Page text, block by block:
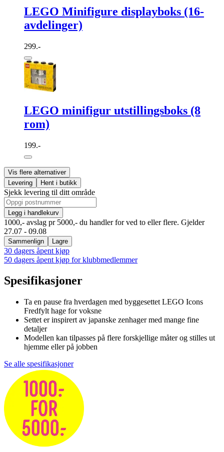
LEGO Minifigure displayboks (16-
avdelinger)
299.-
LEGO minifigur utstillingsboks (8
rom)
199.-
Vis flere alternativer
Levering
Hent i butikk
Sjekk levering til ditt område
Legg i handlekurv
1000,- avslag pr 5000,- du handler for ved to eller flere. Gjelder
27.07 - 09.08
Sammenlign Lagre
30 dagers åpent kjøp
50 dagers åpent kjøp for klubbmedlemmer
Spesifikasjoner
Ta en pause fra hverdagen med byggesettet LEGO Icons
Fredfylt hage for voksne
Settet er inspirert av japanske zenhager med mange fine
detaljer
Modellen kan tilpasses på flere forskjellige måter og stilles ut
hjemme eller på jobben
Se alle spesifikasjoner